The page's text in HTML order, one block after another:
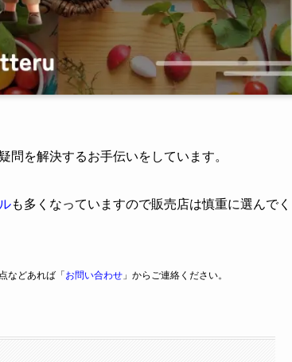
を解決するお手伝いをしています。
も多くなっていますので販売店は慎重に選んでく
などあれば「 お問い合わせ 」からご連絡ください。